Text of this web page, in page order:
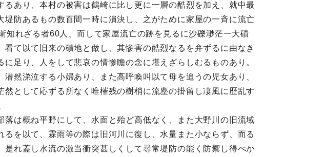
あり、本村の被害は鶴崎に比し更に一層の酷烈を加え、就中最
防あるもの数百間一時に潰決し、之がために家屋の一斉に流亡
れざる者60人、而して家屋流亡の跡を見るに沙礫渺茫一大磧
て以て旧来の磧地と做し、其惨害の酷烈なるを弁ずるに由なき
足り、人をして悲哀の情惨瞻の念に堪えざらしむるものあり。
然涕泣する小婦あり、また高呼喚叫以て母を追うの児女あり、
として応ずる所なく唯槯残の樹梢に流塵の掛留し凄風に歴乱す
は概ね平野にして、水面と殆ど高低なく、また大野川の旧流域
を以て、霖雨等の際は旧河川に復し、水量また小ならず、而る
れ蓋し水流の激当衝突甚しくして尋常堤防の能く防禦し得べか